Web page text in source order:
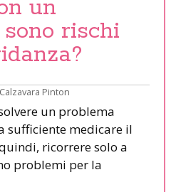
un
rischi
Pinton
un problema
sufficiente medicare il
ricorrere solo a
problemi per la